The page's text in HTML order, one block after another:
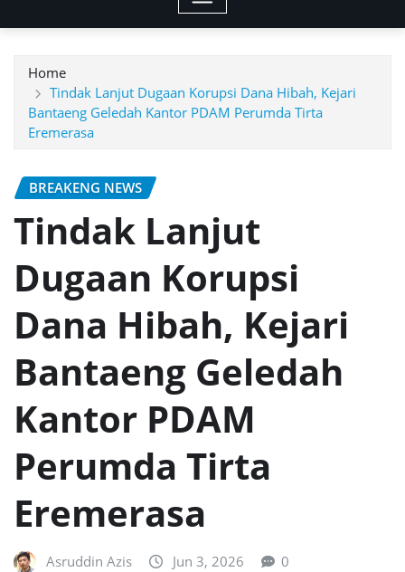
Home
Tindak Lanjut Dugaan Korupsi Dana Hibah, Kejari
Bantaeng Geledah Kantor PDAM Perumda Tirta
Eremerasa
BREAKENG NEWS
Tindak Lanjut
Dugaan Korupsi
Dana Hibah, Kejari
Bantaeng Geledah
Kantor PDAM
Perumda Tirta
Eremerasa
Asruddin Azis Jun 3, 2026 0